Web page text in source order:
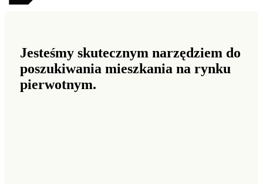
Jesteśmy skutecznym narzędziem do
poszukiwania mieszkania na rynku
pierwotnym.